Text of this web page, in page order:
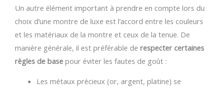
Un autre élément important à prendre en compte lors du
choix d’une montre de luxe est l’accord entre les couleurs
et les matériaux de la montre et ceux de la tenue. De
manière générale, il est préférable de respecter certaines
règles de base pour éviter les fautes de goût :
Les métaux précieux (or, argent, platine) se